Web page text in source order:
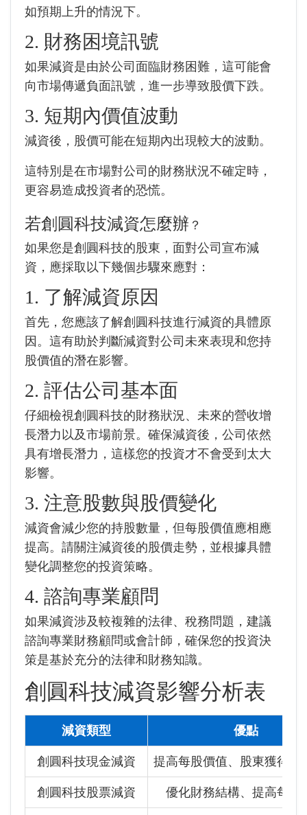
如預期上升的情況下。
2. 財務困境訊號
如果減資是由於公司面臨財務困難，這可能會
向市場傳遞負面訊號，進一步導致股價下跌。
3. 短期內價值波動
減資後，股價可能在短期內出現較大的波動。
這特別是在市場對公司的財務狀況不確定時，
更容易造成投資者的恐慌。
若創圓科技減資怎麼辦 ？
如果您是創圓科技的股東，面對公司宣布減
資，應採取以下幾個步驟來應對：
1. 了解減資原因
首先，您應該了解創圓科技進行減資的具體原
因。這有助於判斷減資對公司未來表現和您持
股價值的潛在影響。
2. 評估公司基本面
仔細檢視創圓科技的財務狀況、未來的營收增
長潛力以及市場前景。確保減資後，公司依然
具有增長潛力，這樣您的投資才不會受到太大
影響。
3. 注意股數與股價變化
減資會減少您的持股數量，但每股價值應相應
提高。請關注減資後的股價走勢，並根據具體
變化調整您的投資策略。
4. 諮詢專業顧問
如果減資涉及較複雜的法律、稅務問題，建議
諮詢專業財務顧問或會計師，確保您的投資決
策是基於充分的法律和財務知識。
創圓科技減資影響分析表
減資類型 優點
創圓科技現金減資 提高每股價值、股東獲得現
創圓科技股票減資 優化財務結構、提高每股